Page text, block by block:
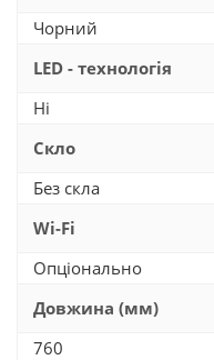
Чорний
LED - технологія
Ні
Скло
Без скла
Wi-Fi
Опціонально
Довжина (мм)
760